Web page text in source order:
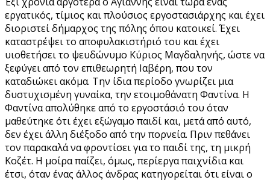
εργατικός, τίμιος και πλούσιος εργοστασιάρχης και έχει
διοριστεί δήμαρχος της πόλης όπου κατοικεί. Έχει
καταστρέψει το αποφυλακιστήριό του και έχει
υιοθετήσει το ψευδώνυμο Κύριος Μαγδαληνής, ώστε να
ξεφύγει από τον επιθεωρητή Ιαβέρη, που τον
καταδιώκει ακόμα. Την ίδια περίοδο γνωρίζει μια
δυστυχισμένη γυναίκα, την ετοιμοθάνατη Φαντίνα. Η
Φαντίνα απολύθηκε από το εργοστάσιό του όταν
μαθεύτηκε ότι έχει εξώγαμο παιδί και, μετά από αυτό,
δεν έχει άλλη διέξοδο από την πορνεία. Πριν πεθάνει
τον παρακαλά να φροντίσει για το παιδί της, τη μικρή
Κοζέτ. Η μοίρα παίζει, όμως, περίεργα παιχνίδια και
έτσι, όταν ένας άλλος άνδρας κατηγορείται ότι είναι ο